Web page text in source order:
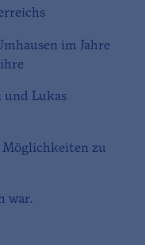
im Jahre
und Lukas
zu
war.